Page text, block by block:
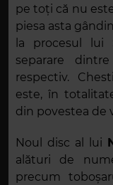
pe toți că nu
piesa asta
la procesul lui
separare
respectiv.
este, în
din povestea de
Noul disc al lui
alături de
precum